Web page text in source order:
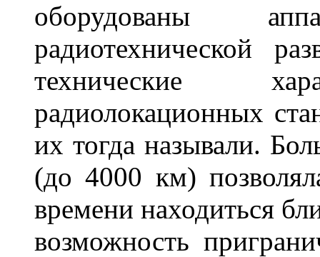
оборудованы
радиотехнической
технические
радиолокационных
их тогда называли.
(до 4000 км)
времени находиться
возможность